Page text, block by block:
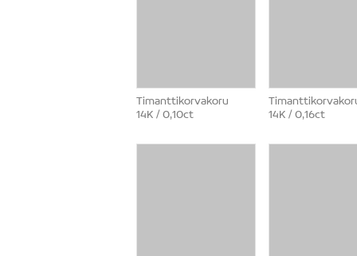
Timanttikorvakoru
14K / 0,10ct
14K / 0,16ct